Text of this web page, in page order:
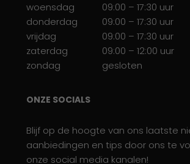
woensdag
09:00 – 17:30 uur
donderdag
09:00 – 17:30 uur
vrijdag
09:00 – 17:30 uur
zaterdag
09:00 – 12:00 uur
zondag
gesloten
ONZE SOCIALS
Blijf op de hoogte van ons laatste
aanbiedingen en tips door ons te
onze social media kanalen!